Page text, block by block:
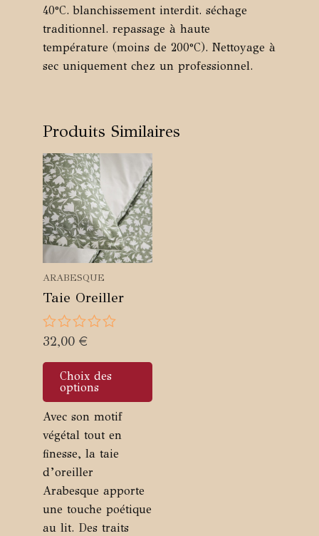
40°C. blanchissement interdit. séchage
traditionnel. repassage à haute
température (moins de 200°C). Nettoyage à
sec uniquement chez un professionnel.
Produits Similaires
ARABESQUE
Taie Oreiller
Note
sur
32,00 €
Choix des
options
Ce
a
Avec son motif
végétal tout en
finesse, la taie
d’oreiller
Arabesque apporte
une touche poétique
au lit. Des traits